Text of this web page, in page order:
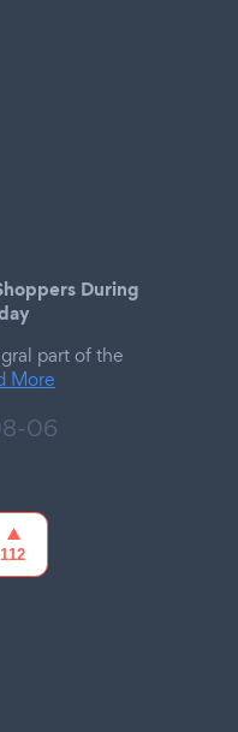
During
part of the
More
06